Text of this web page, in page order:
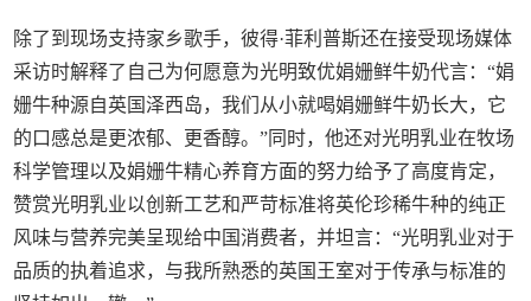
除了到现场支持家乡歌手，彼得·菲利普斯还在接受现场媒体
采访时解释了自己为何愿意为光明致优娟姗鲜牛奶代言：“娟
姗牛种源自英国泽西岛，我们从小就喝娟姗鲜牛奶长大，它
的口感总是更浓郁、更香醇。”同时，他还对光明乳业在牧场
科学管理以及娟姗牛精心养育方面的努力给予了高度肯定，
赞赏光明乳业以创新工艺和严苛标准将英伦珍稀牛种的纯正
风味与营养完美呈现给中国消费者，并坦言：“光明乳业对于
品质的执着追求，与我所熟悉的英国王室对于传承与标准的